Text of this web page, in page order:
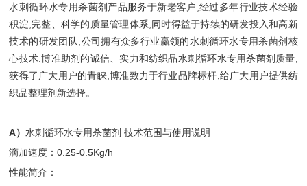
水刺循环水专用杀菌剂产品服务于新老客户,经过多年行业技术经验
积淀,完整、科学的质量管理体系,同时得益于持续的研发投入和高新
技术的研发团队,公司拥有众多行业赢领的水刺循环水专用杀菌剂核
心技术.博准助剂的诚信、实力和纺织品水刺循环水专用杀菌剂质量,
获得了广大用户的青睐,博准致力于行业品牌标杆,给广大用户提供纺
织品整理剂新选择。
A）水刺循环水专用杀菌剂 技术范围与使用说明
滴加速度：0.25-0.5Kg/h
性能简介：